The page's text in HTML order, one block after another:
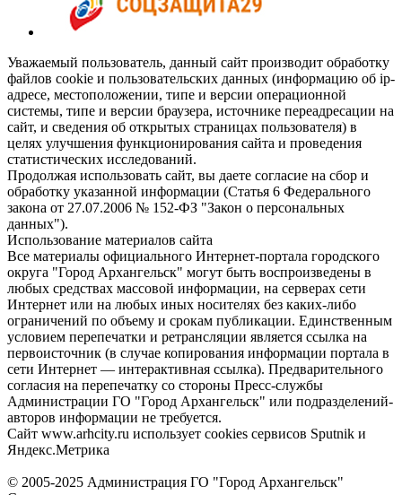
Уважаемый пользователь, данный сайт производит обработку
файлов cookie и пользовательских данных (информацию об ip-
адресе, местоположении, типе и версии операционной
системы, типе и версии браузера, источнике переадресации на
сайт, и сведения об открытых страницах пользователя) в
целях улучшения функционирования сайта и проведения
статистических исследований.
Продолжая использовать сайт, вы даете согласие на сбор и
обработку указанной информации (Статья 6 Федерального
закона от 27.07.2006 № 152-ФЗ "Закон о персональных
данных").
Использование материалов сайта
Все материалы официального Интернет-портала городского
округа "Город Архангельск" могут быть воспроизведены в
любых средствах массовой информации, на серверах сети
Интернет или на любых иных носителях без каких-либо
ограничений по объему и срокам публикации. Единственным
условием перепечатки и ретрансляции является ссылка на
первоисточник (в случае копирования информации портала в
сети Интернет — интерактивная ссылка). Предварительного
согласия на перепечатку со стороны Пресс-службы
Администрации ГО "Город Архангельск" или подразделений-
авторов информации не требуется.
Сайт www.arhcity.ru использует cookies сервисов Sputnik и
Яндекс.Метрика
© 2005-2025 Администрация ГО "Город Архангельск"